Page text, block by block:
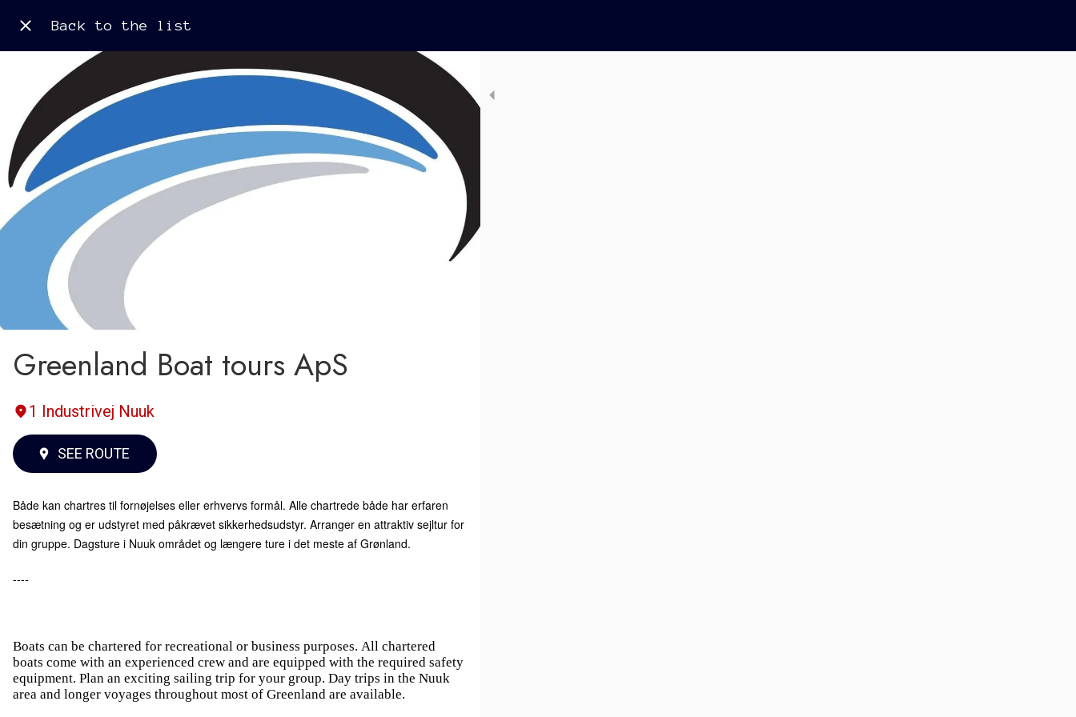
Back to the list
Greenland Boat tours ApS
1 Industrivej Nuuk
SEE ROUTE
Både kan chartres til fornøjelses eller erhvervs formål. Alle chartrede både har erfaren
besætning og er udstyret med påkrævet sikkerhedsudstyr. Arranger en attraktiv sejltur for
din gruppe. Dagsture i Nuuk området og længere ture i det meste af Grønland.
----
Boats can be chartered for recreational or business purposes. All chartered
boats come with an experienced crew and are equipped with the required safety
equipment. Plan an exciting sailing trip for your group. Day trips in the Nuuk
area and longer voyages throughout most of Greenland are available.